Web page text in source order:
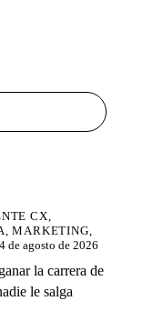
CX,
MARKETING,
4 de agosto de 2026
la carrera de
le salga